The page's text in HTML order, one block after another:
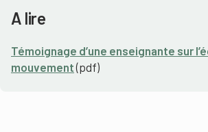
A lire
Témoignage d’une enseignante sur
mouvement(pdf)